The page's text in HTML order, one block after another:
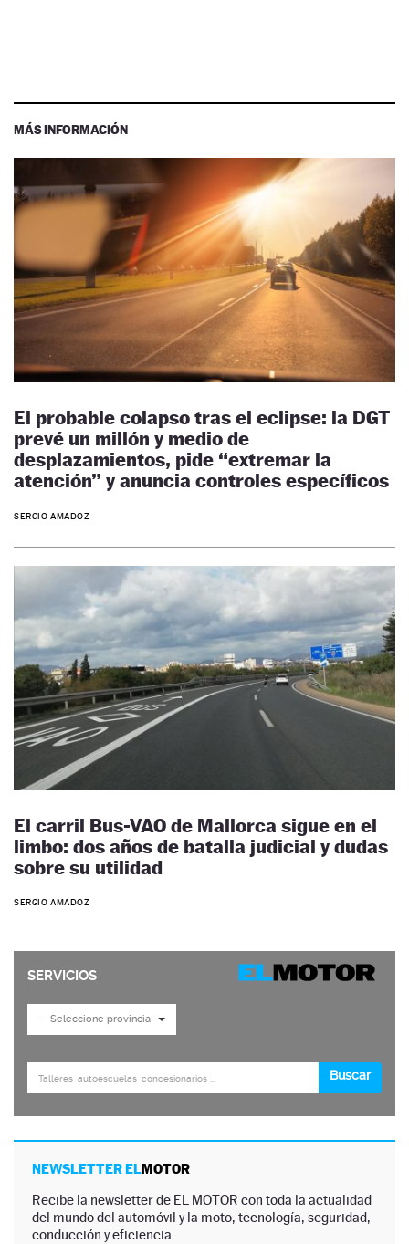
MÁS INFORMACIÓN
El probable colapso tras el eclipse: la DGT
prevé un millón y medio de
desplazamientos, pide “extremar la
atención” y anuncia controles específicos
SERGIO AMADOZ
El carril Bus-VAO de Mallorca sigue en el
limbo: dos años de batalla judicial y dudas
sobre su utilidad
SERGIO AMADOZ
NEWSLETTER ELMOTOR
Recibe la newsletter de EL MOTOR con toda la actualidad
del mundo del automóvil y la moto, tecnología, seguridad,
conducción y eficiencia.